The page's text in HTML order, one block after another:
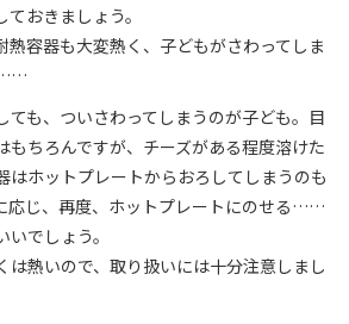
おきましょう。
熱容器も大変熱く、子どもがさわってしま
……
ても、ついさわってしまうのが子ども。目
もちろんですが、チーズがある程度溶けた
はホットプレートからおろしてしまうのも
応じ、再度、ホットプレートにのせる……
でしょう。
は熱いので、取り扱いには十分注意しまし